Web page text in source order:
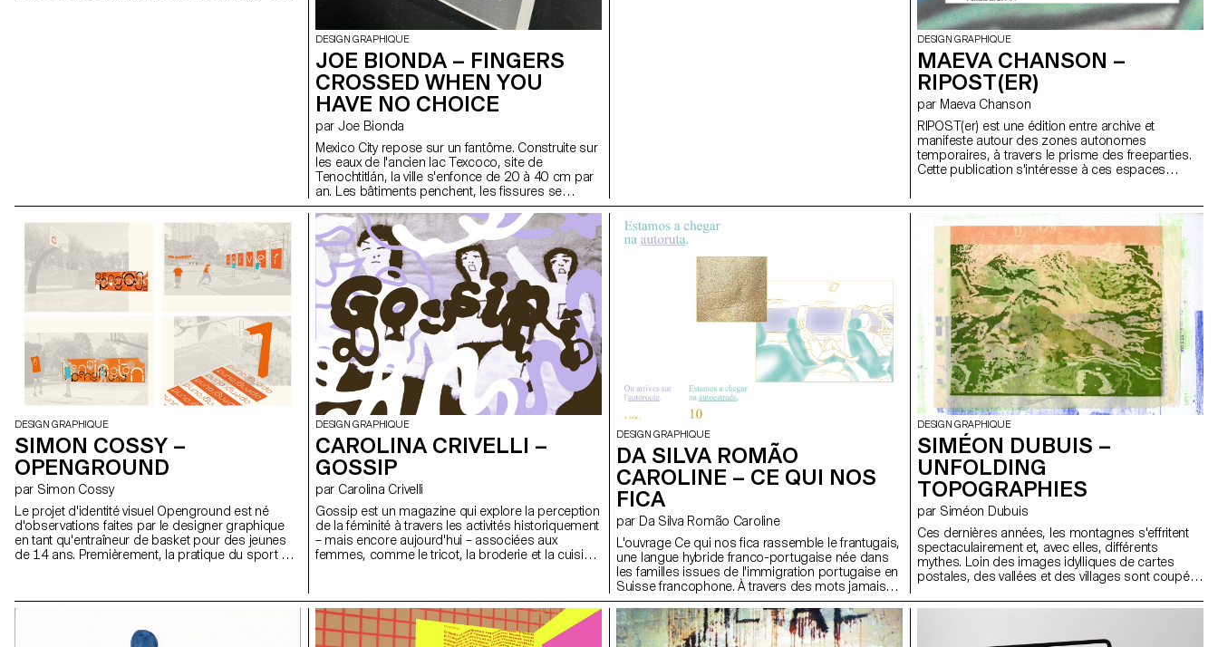
DESIGN GRAPHIQUE
JOE BIONDA – FINGERS
CROSSED WHEN YOU
HAVE NO CHOICE
par Joe Bionda
Mexico City repose sur un fantôme. Construite sur
les eaux de l'ancien lac Texcoco, site de
Tenochtitlán, la ville s'enfonce de 20 à 40 cm par
an. Les bâtiments penchent, les fissures se
multiplient, les structures deviennent instables : la
ville glisse. À travers la scène créative locale, le
magazine FINGERS CROSSED WHEN YOU HAVE
NO CHOICE imagine un Mexico City post-
apocalyptique non comme une fiction lointaine,
mais comme le prolongement sensible du
présent. Un territoire où anxiété, désir et
cauchemars coexistent, où insécurité et violence
façonnent corps et regards. Ce projet réunit
recherche, direction éditoriale et artistique, design
graphique et impression artisanale. Il propose
une lecture située de la ville, envisagée comme un
palimpseste vivant en transformation permanente.
DESIGN GRAPHIQUE
MAEVA CHANSON –
RIPOST(ER)
par Maeva Chanson
RIPOST(er) est une édition entre archive et
manifeste autour des zones autonomes
temporaires, à travers le prisme des freeparties.
Cette publication s'intéresse à ces espaces
cadres imposés par le système. Dans le contexte
politique français actuel, où les dispositifs de
surveillance, de répression et de pénalisation
s'intensifient, ces formes collectives deviennent
des cibles. Ce projet interroge ce qui dérange
réellement : non pas la fête, mais l'existence
temporaire d'espaces qui échappent aux
logiques de contrôle, de normalisation et de
marchandisation. RIPOST(er) expose la possibilité,
même brève, d'autres manières de créer et de
vivre ensemble.
DESIGN GRAPHIQUE
SIMON COSSY –
OPENGROUND
par Simon Cossy
Le projet d'identité visuel Openground est né
d'observations faites par le designer graphique
en tant qu'entraîneur de basket pour des jeunes
de 14 ans. Premièrement, la pratique du sport en
accès. Beaucoup quittent donc leur club, et
certains continuent à pratiquer le sport qu'ils
aiment sur des terrains publics extérieurs.
Deuxièmement, un language visuel impactant est
DESIGN GRAPHIQUE
CAROLINA CRIVELLI –
GOSSIP
par Carolina Crivelli
Gossip est un magazine qui explore la perception
de la féminité à travers les activités historiquement
– mais encore aujourd'hui – associées aux
femmes, comme le tricot, la broderie et la cuisine.
féminine, restée jusqu'à présent en marge de
l'histoire, de manière politique et féministe : de la
hiérarchie entre texte et image, en passant par
l'horizontalité des voix, jusqu'à l'impression dans
DESIGN GRAPHIQUE
DA SILVA ROMÃO
CAROLINE – CE QUI NOS
FICA
par Da Silva Romão Caroline
L'ouvrage Ce qui nos fica rassemble le frantugais,
une langue hybride franco-portugaise née dans
les familles issues de l'immigration portugaise en
Suisse francophone. À travers des mots jamais
écrits mais transmis oralement, il capture une
mémoire à la fois collective et personnelle : celle
d'un entre-deux linguistique, culturel et familial.
DESIGN GRAPHIQUE
SIMÉON DUBUIS –
UNFOLDING
TOPOGRAPHIES
par Siméon Dubuis
Ces dernières années, les montagnes s'effritent
spectaculairement et, avec elles, différents
mythes. Loin des images idylliques de cartes
postales, des vallées et des villages sont coupés
la carte. Dans ce contexte, UNFOLDING